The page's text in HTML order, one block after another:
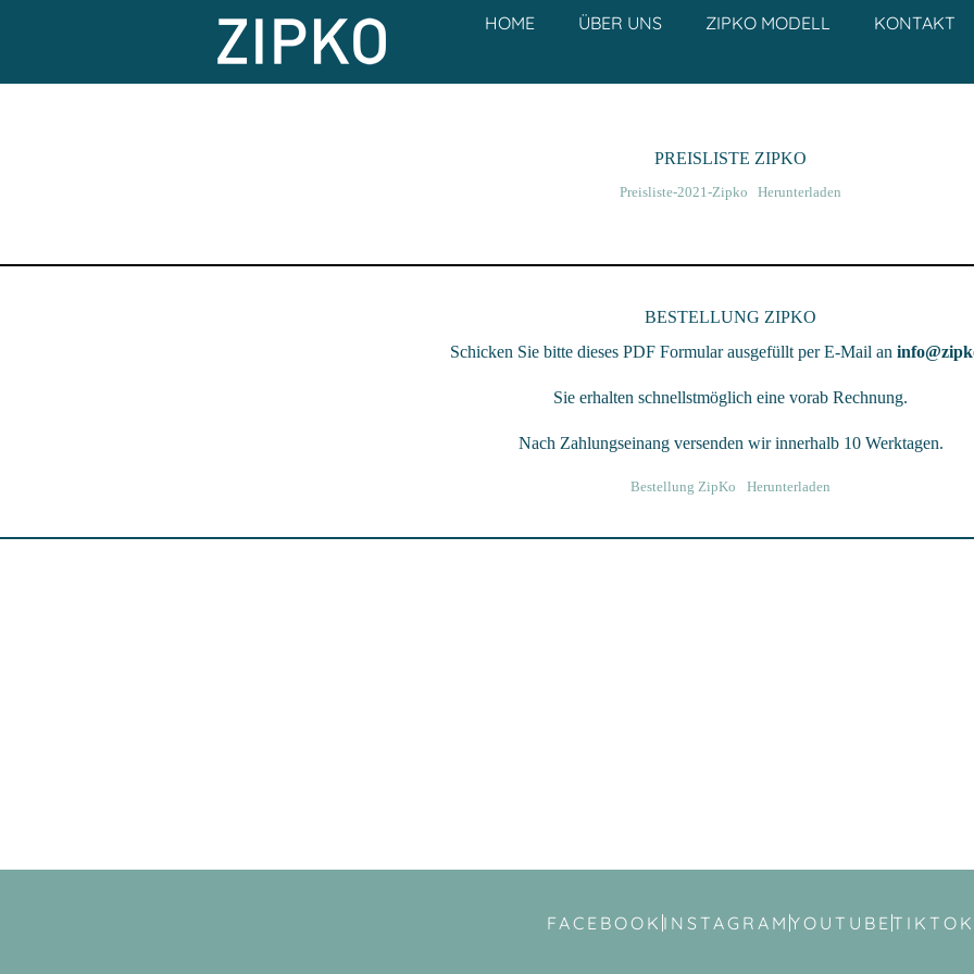
HOME ÜBER UNS ZIPKO MODELL KONTAKT
PREISLISTE ZIPKO
Preisliste-2021-Zipko Herunterladen
BESTELLUNG ZIPKO
Schicken Sie bitte dieses PDF Formular ausgefüllt per E-Mail an
Sie erhalten schnellstmöglich eine vorab Rechnung.
Nach Zahlungseinang versenden wir innerhalb 10 Werktagen.
Bestellung ZipKo Herunterladen
FACEBOOK INSTAGRAM YOUTUBE